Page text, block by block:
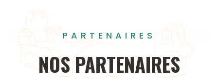
PARTENAIRES
NOS PARTENAIRES